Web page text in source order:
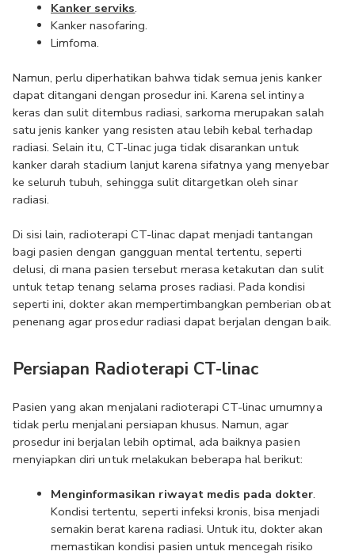
Kanker serviks.
Kanker nasofaring.
Limfoma.
Namun, perlu diperhatikan bahwa tidak semua jenis kanker
dapat ditangani dengan prosedur ini. Karena sel intinya
keras dan sulit ditembus radiasi, sarkoma merupakan salah
satu jenis kanker yang resisten atau lebih kebal terhadap
radiasi. Selain itu, CT-linac juga tidak disarankan untuk
kanker darah stadium lanjut karena sifatnya yang menyebar
ke seluruh tubuh, sehingga sulit ditargetkan oleh sinar
radiasi.
Di sisi lain, radioterapi CT-linac dapat menjadi tantangan
bagi pasien dengan gangguan mental tertentu, seperti
delusi, di mana pasien tersebut merasa ketakutan dan sulit
untuk tetap tenang selama proses radiasi. Pada kondisi
seperti ini, dokter akan mempertimbangkan pemberian obat
penenang agar prosedur radiasi dapat berjalan dengan baik.
Persiapan Radioterapi CT-linac
Pasien yang akan menjalani radioterapi CT-linac umumnya
tidak perlu menjalani persiapan khusus. Namun, agar
prosedur ini berjalan lebih optimal, ada baiknya pasien
menyiapkan diri untuk melakukan beberapa hal berikut:
Menginformasikan riwayat medis pada dokter.
Kondisi tertentu, seperti infeksi kronis, bisa menjadi
semakin berat karena radiasi. Untuk itu, dokter akan
memastikan kondisi pasien untuk mencegah risiko